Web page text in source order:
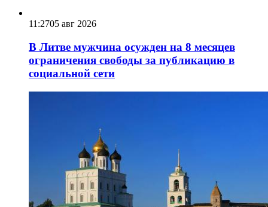
11:2705 авг 2026
В Литве мужчина осужден на 8 месяцев
ограничения свободы за публикацию в
социальной сети